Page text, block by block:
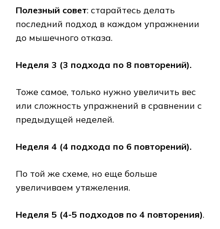
Полезный совет: старайтесь делать
последний подход в каждом упражнении
до мышечного отказа.
Неделя 3 (3 подхода по 8 повторений).
Тоже самое, только нужно увеличить вес
или сложность упражнений в сравнении с
предыдущей неделей.
Неделя 4 (4 подхода по 6 повторений).
По той же схеме, но еще больше
увеличиваем утяжеления.
Неделя 5 (4-5 подходов по 4 повторения).